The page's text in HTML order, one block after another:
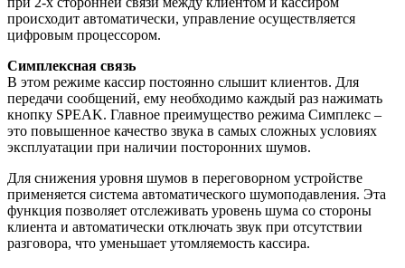
происходит автоматически, управление осуществляется
цифровым процессором.
Симплексная связь
В этом режиме кассир постоянно слышит клиентов. Для
передачи сообщений, ему необходимо каждый раз нажимать
кнопку SPEAK. Главное преимущество режима Симплекс –
это повышенное качество звука в самых сложных условиях
эксплуатации при наличии посторонних шумов.
Для снижения уровня шумов в переговорном устройстве
применяется система автоматического шумоподавления. Эта
функция позволяет отслеживать уровень шума со стороны
клиента и автоматически отключать звук при отсутствии
разговора, что уменьшает утомляемость кассира.